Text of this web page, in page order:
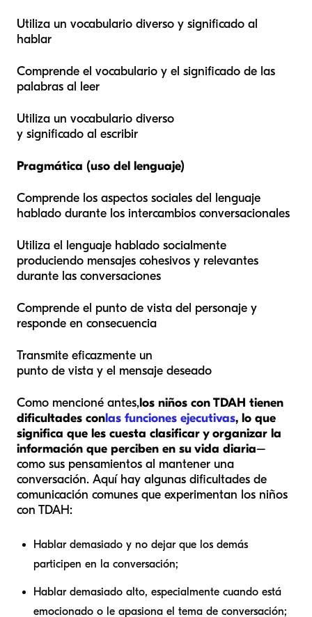
Utiliza un vocabulario diverso y significado al
hablar
Comprende el vocabulario y el significado de las
palabras al leer
Utiliza un vocabulario diverso
y significado al escribir
Pragmática (uso del lenguaje)
Comprende los aspectos sociales del lenguaje
hablado durante los intercambios conversacionales
Utiliza el lenguaje hablado socialmente
produciendo mensajes cohesivos y relevantes
durante las conversaciones
Comprende el punto de vista del personaje y
responde en consecuencia
Transmite eficazmente un
punto de vista y el mensaje deseado
Como mencioné antes,los niños con TDAH tienen
dificultades conlas funciones ejecutivas, lo que
significa que les cuesta clasificar y organizar la
información que perciben en su vida diaria–
como sus pensamientos al mantener una
conversación. Aquí hay algunas dificultades de
comunicación comunes que experimentan los niños
con TDAH:
Hablar demasiado y no dejar que los demás
participen en la conversación;
Hablar demasiado alto, especialmente cuando está
emocionado o le apasiona el tema de conversación;